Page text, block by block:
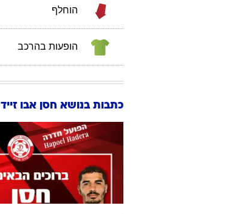
הוחלף
הופעות בהרכב
כתבות בנושא חסן אבו זייד